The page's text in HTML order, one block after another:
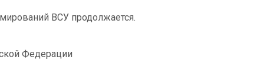
ВСУ продолжается.
Федерации